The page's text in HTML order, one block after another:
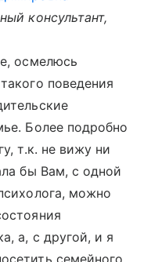
консультант,
осмелюсь
поведения
Более подробно
т.к. не вижу ни
бы Вам, с одной
можно
а, с другой, и я
семейного